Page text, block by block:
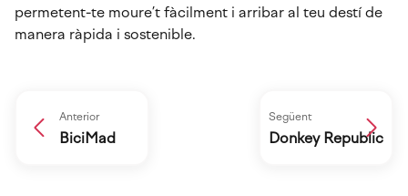
permetent-te moure’t fàcilment i arribar al teu destí de
manera ràpida i sostenible.
Següent
Donkey Republic
Anterior
BiciMad